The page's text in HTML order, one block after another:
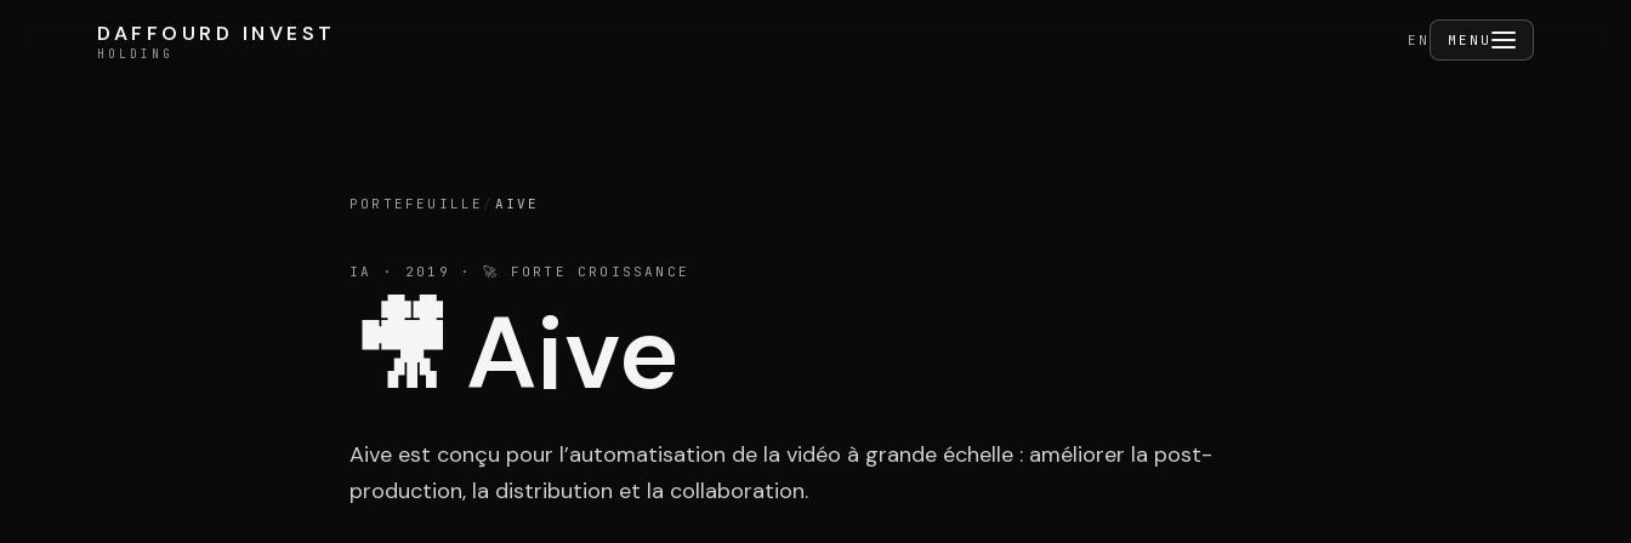
DAFFOURD INVEST
HOLDING
EN MENU
DAFFOURD INVEST
HOLDING
Témoignages
PORTEFEUILLE / AIVE
IA · 2019 · 🚀 FORTE CROISSANCE
🎥Aive
Aive est conçu pour l’automatisation de la vidéo à grande échelle : améliorer la post-
production, la distribution et la collaboration.